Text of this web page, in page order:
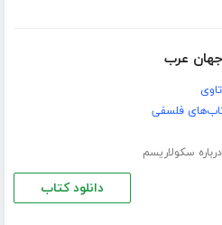
جهان عرب
فلسفی
درباره سکولاریسم
دانلود کتاب